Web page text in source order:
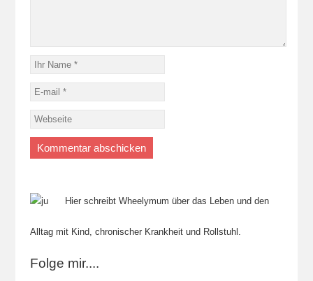
Hier schreibt Wheelymum über das Leben und den
Alltag mit Kind, chronischer Krankheit und Rollstuhl.
Folge mir....